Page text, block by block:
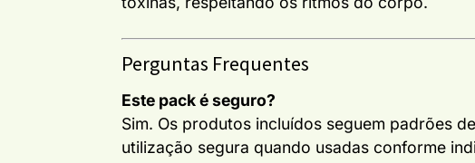
Perguntas Frequentes
Este pack é seguro?
Sim. Os produtos incluídos seguem padrões
utilização segura quando usadas conforme